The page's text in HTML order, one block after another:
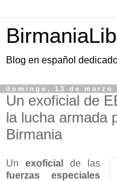
Blog en español
domingo, 13 de marzo
Un exoficial de
la lucha armada
Birmania
Unexoficial
de las
fuerzas especiales